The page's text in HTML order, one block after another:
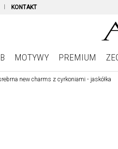
KONTAKT
MOTYWY PREMIUM
new charms z cyrkoniami - jaskółka